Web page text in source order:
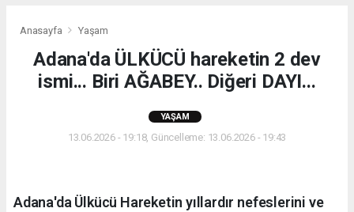
Anasayfa Yaşam
Adana'da ÜLKÜCÜ hareketin 2 dev
ismi... Biri AĞABEY.. Diğeri DAYI...
YAŞAM
13.06.2026 - 19:18, Güncelleme: 13.06.2026 - 19:43
Adana'da Ülkücü Hareketin yıllardır nefeslerini ve